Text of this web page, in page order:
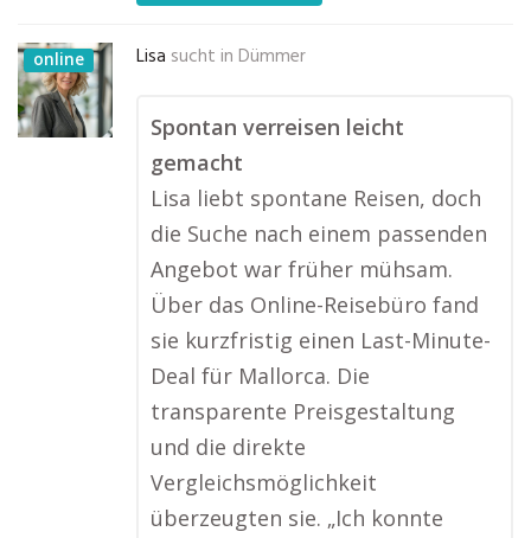
online Lisa sucht in Dümmer
Spontan verreisen leicht
gemacht
Lisa liebt spontane Reisen, doch
die Suche nach einem passenden
Angebot war früher mühsam.
Über das Online-Reisebüro fand
sie kurzfristig einen Last-Minute-
Deal für Mallorca. Die
transparente Preisgestaltung
und die direkte
Vergleichsmöglichkeit
überzeugten sie. „Ich konnte